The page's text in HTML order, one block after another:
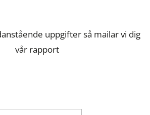
uppgifter så mailar vi dig
vår rapport